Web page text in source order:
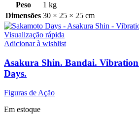
Peso
1 kg
Dimensões 30 × 25 × 25 cm
Visualização rápida
Adicionar à wishlist
Asakura Shin. Bandai.
Days.
Figuras de Ação
Em estoque